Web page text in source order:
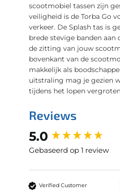
scootmobiel tassen zijn
veiligheid is de Torba Go
verkeer. De Splash tas is
brede stevige banden
de zitting van jouw
bovenkant van de
makkelijk als
uitstraling mag je gezien
tijdens het lopen
Reviews
5.0
Gebaseerd op 1 review
Verified Customer
New content loaded